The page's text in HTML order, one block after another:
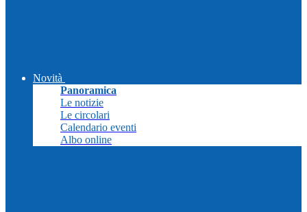
Novità
Panoramica
Le notizie
Le circolari
Calendario eventi
Albo online